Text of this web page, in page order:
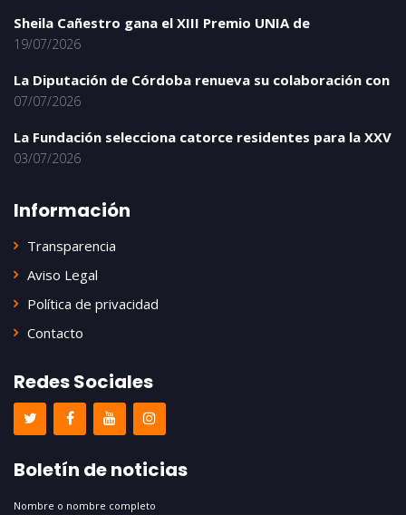
Sheila Cañestro gana el XIII Premio UNIA de
19/07/2026
La Diputación de Córdoba renueva su colaboración con
07/07/2026
La Fundación selecciona catorce residentes para la XXV
03/07/2026
Información
Transparencia
Aviso Legal
Política de privacidad
Contacto
Redes Sociales
Boletín de noticias
Nombre o nombre completo